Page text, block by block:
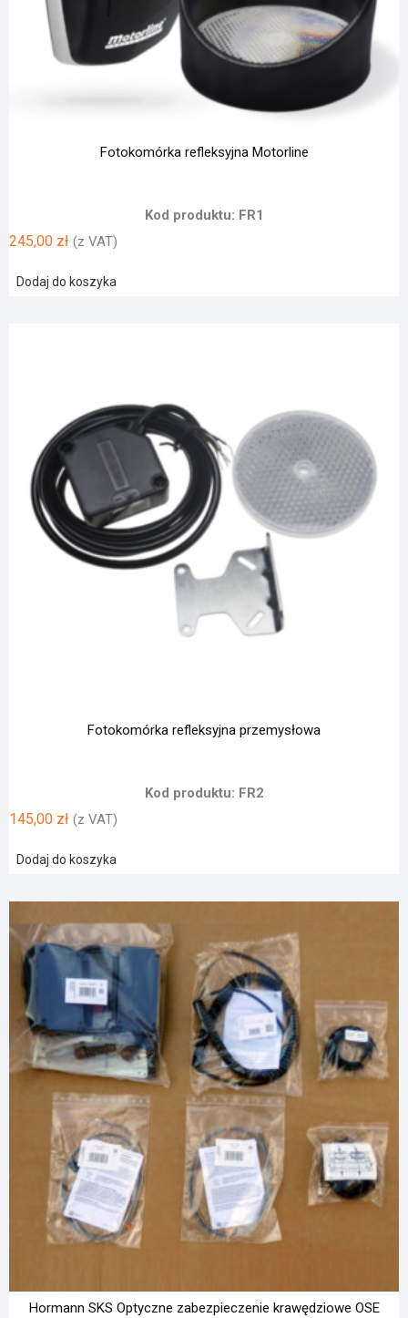
Fotokomórka refleksyjna Motorline
Kod produktu: FR1
245,00 zł (z VAT)
Dodaj do koszyka
Fotokomórka refleksyjna przemysłowa
Kod produktu: FR2
145,00 zł (z VAT)
Dodaj do koszyka
Hormann SKS Optyczne zabezpieczenie krawędziowe OSE